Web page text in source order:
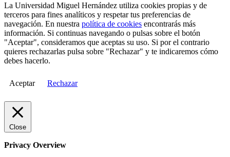
La Universidad Miguel Hernández utiliza cookies propias y de
terceros para fines analíticos y respetar tus preferencias de
navegación. En nuestra política de cookies encontrarás más
información. Si continuas navegando o pulsas sobre el botón
"Aceptar", consideramos que aceptas su uso. Si por el contrario
quieres rechazarlas pulsa sobre "Rechazar" y te indicaremos cómo
debes hacerlo.
Aceptar Rechazar
Close
Privacy Overview